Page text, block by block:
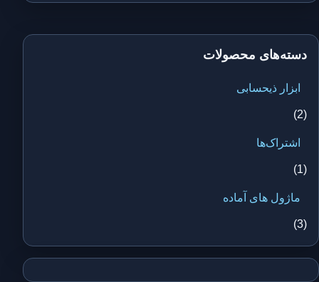
دسته‌های محصولات
ابزار ذیحسابی
(2)
اشتراک‌ها
(1)
ماژول های آماده
(3)